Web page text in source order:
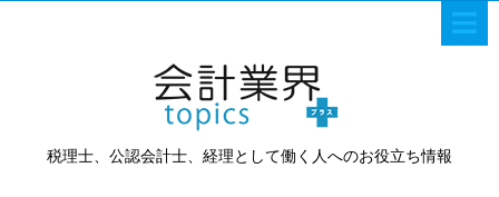
税理士、公認会計士、経理として働く人へのお役立ち情報